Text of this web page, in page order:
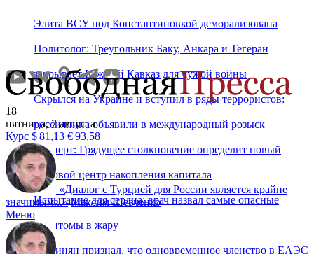
Элита ВСУ под Константиновкой деморализована
Политолог: Треугольник Баку, Анкара и Тегеран
закрывает Южный Кавказ для чужой войны
Скрылся на Украине и вступил в ряды террористов:
россиянина объявили в международный розыск
Эксперт: Грядущее столкновение определит новый
мировой центр накопления капитала
Испытание для сердца: врач назвал самые опасные
симптомы в жару
Пашинян признал, что одновременное членство в ЕАЭС
18+
пятница, 7 августа
Курс $81,13 €93,58
«Диалог с Турцией для России является крайне
значимым...» Максим Шевченко
Меню